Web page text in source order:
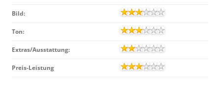
Bild:
Ton:
Extras/Ausstattung:
Preis-Leistung